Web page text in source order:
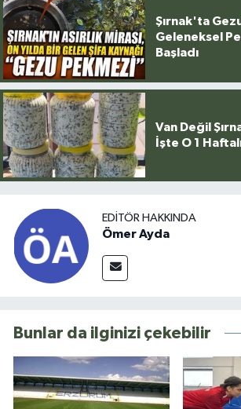
Şırnak'ta
Geleneksel
Başladı
Van Değil
İşte O 1
EDITÖR HAKKINDA
Ömer Ayda
Bunlar da ilginizi çekebilir